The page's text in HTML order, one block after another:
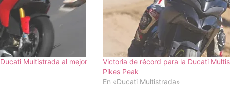
Multistrada al mejor
Victoria de récord para la Ducati
Pikes Peak
En «Ducati Multistrada»